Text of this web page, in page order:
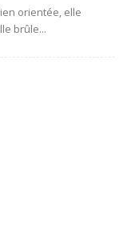
orientée, elle
brûle...